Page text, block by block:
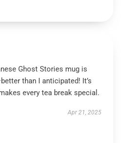
Ghost Stories mug is
than I anticipated! It’s
every tea break special.
Apr 21, 2025